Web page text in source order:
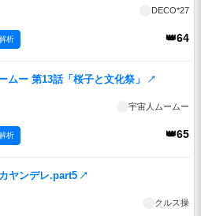
DECO*27
👑64
析
ムー 第13話「桜子と文化祭」 ↗
宇宙人ムームー
👑65
析
ヤンデレ.part5 ↗
クルス操